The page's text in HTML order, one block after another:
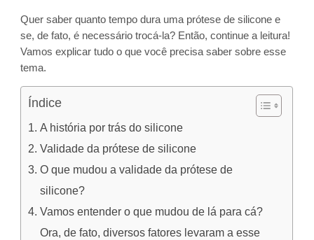
Quer saber quanto tempo dura uma prótese de silicone e
se, de fato, é necessário trocá-la? Então, continue a leitura!
Vamos explicar tudo o que você precisa saber sobre esse
tema.
Índice
A história por trás do silicone
Validade da prótese de silicone
O que mudou a validade da prótese de
silicone?
Vamos entender o que mudou de lá para cá?
Ora, de fato, diversos fatores levaram a esse